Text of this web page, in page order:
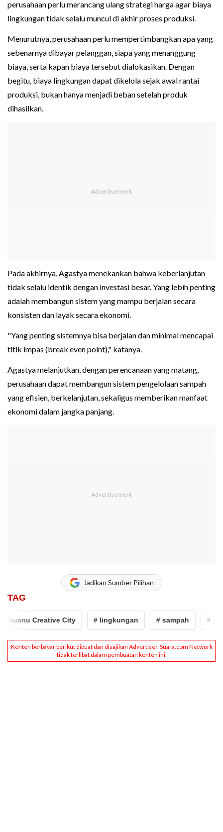
perusahaan perlu merancang ulang strategi harga agar biaya
lingkungan tidak selalu muncul di akhir proses produksi.
Menurutnya, perusahaan perlu mempertimbangkan apa yang
sebenarnya dibayar pelanggan, siapa yang menanggung
biaya, serta kapan biaya tersebut dialokasikan. Dengan
begitu, biaya lingkungan dapat dikelola sejak awal rantai
produksi, bukan hanya menjadi beban setelah produk
dihasilkan.
Pada akhirnya, Agastya menekankan bahwa keberlanjutan
tidak selalu identik dengan investasi besar. Yang lebih penting
adalah membangun sistem yang mampu berjalan secara
konsisten dan layak secara ekonomi.
"Yang penting sistemnya bisa berjalan dan minimal mencapai
titik impas (break even point)," katanya.
Agastya melanjutkan, dengan perencanaan yang matang,
perusahaan dapat membangun sistem pengelolaan sampah
yang efisien, berkelanjutan, sekaligus memberikan manfaat
ekonomi dalam jangka panjang.
Jadikan Sumber Pilihan
TAG
Creative City # lingkungan # sampah #